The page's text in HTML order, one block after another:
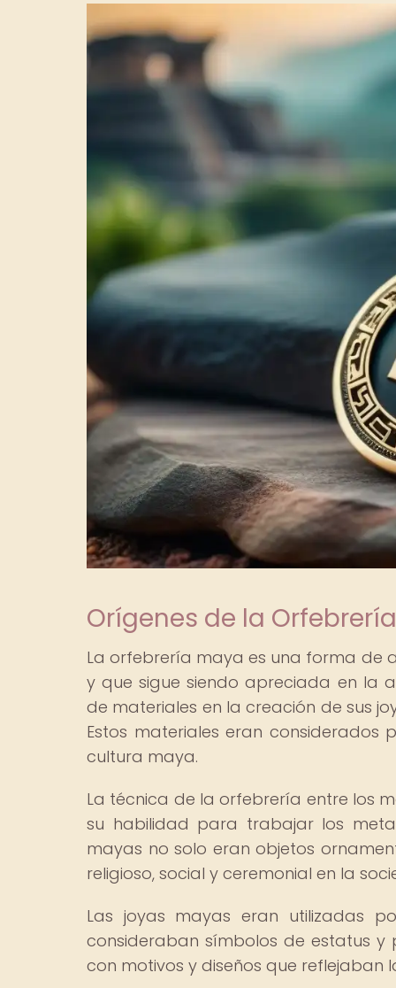
Orígenes de la
La orfebrería maya es una forma de
y que sigue siendo apreciada en la
de materiales en la creación de sus
Estos materiales eran considerados
cultura maya.
La técnica de la orfebrería entre los
su habilidad para trabajar los
mayas no solo eran objetos
religioso, social y ceremonial en la
Las joyas mayas eran utilizadas
consideraban símbolos de estatus
con motivos y diseños que reflejaban